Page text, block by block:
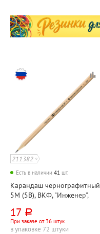
211382
Есть в наличии 41 шт.
Карандаш чернографитный
5М (5B), ВКФ, "Инженер",
дерево, без ластика,
шестигранный
17 руб.
При заказе от 36 штук
в упаковке 72 штуки